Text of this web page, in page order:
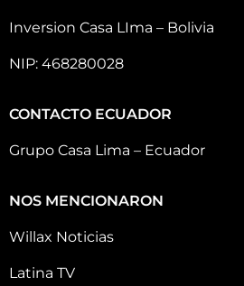
Inversion Casa LIma – Bolivia
NIP: 468280028
CONTACTO ECUADOR
Grupo Casa Lima – Ecuador
NOS MENCIONARON
Willax Noticias
Latina TV